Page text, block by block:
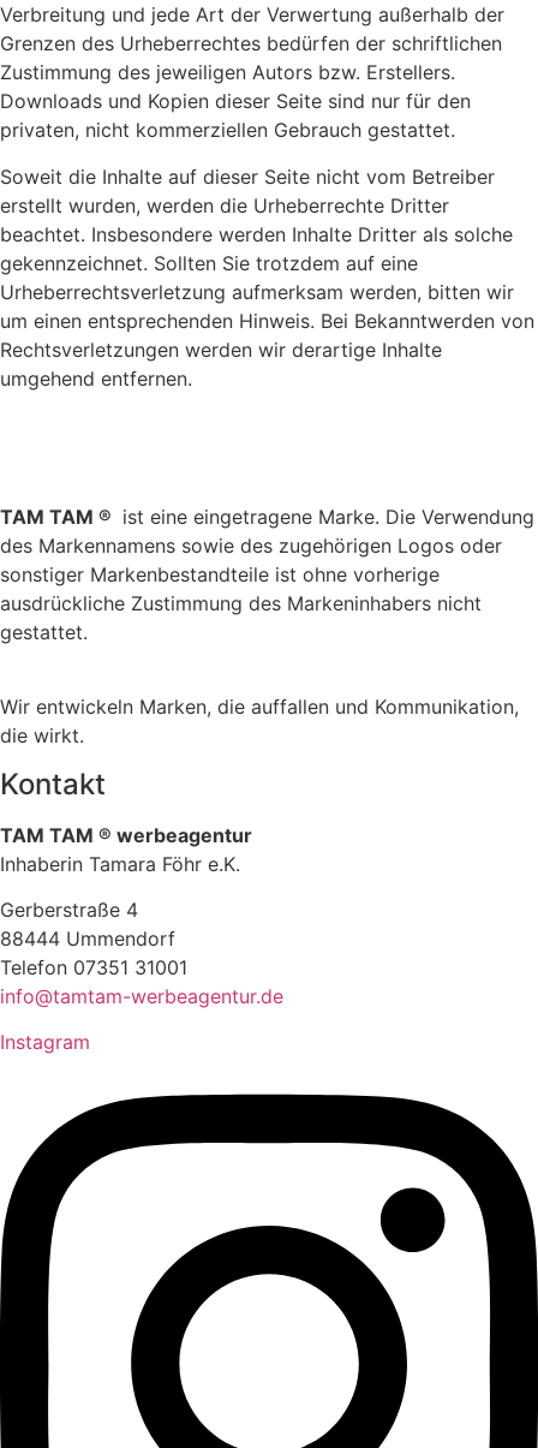
Verbreitung und jede Art der Verwertung außerhalb der
Grenzen des Urheberrechtes bedürfen der schriftlichen
Zustimmung des jeweiligen Autors bzw. Erstellers.
Downloads und Kopien dieser Seite sind nur für den
privaten, nicht kommerziellen Gebrauch gestattet.
Soweit die Inhalte auf dieser Seite nicht vom Betreiber
erstellt wurden, werden die Urheberrechte Dritter
beachtet. Insbesondere werden Inhalte Dritter als solche
gekennzeichnet. Sollten Sie trotzdem auf eine
Urheberrechtsverletzung aufmerksam werden, bitten wir
um einen entsprechenden Hinweis. Bei Bekanntwerden von
Rechtsverletzungen werden wir derartige Inhalte
umgehend entfernen.
TAM TAM ® ist eine eingetragene Marke. Die Verwendung
des Markennamens sowie des zugehörigen Logos oder
sonstiger Markenbestandteile ist ohne vorherige
ausdrückliche Zustimmung des Markeninhabers nicht
gestattet.
Wir entwickeln Marken, die auffallen und Kommunikation,
die wirkt.
Kontakt
TAM TAM ® werbeagentur
Inhaberin Tamara Föhr e.K.
Gerberstraße 4
88444 Ummendorf
Telefon 07351 31001
info@tamtam-werbeagentur.de
Instagram